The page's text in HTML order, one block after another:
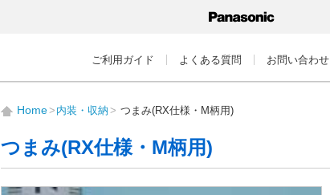
ご利用ガイド よくある質問 お問い合わせ
Home 内装・収納 つまみ(RX仕様・M柄用)
つまみ(RX仕様・M柄用)